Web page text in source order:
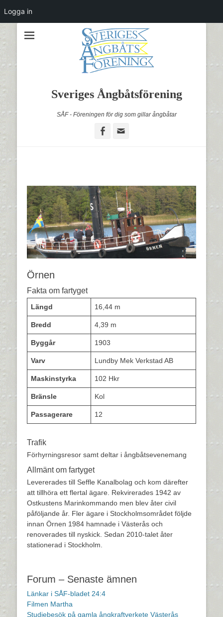
Sveriges Ångbåtsförening
SÅF - Föreningen för dig som gillar ångbåtar
Facebook
Örnen
Fakta om fartyget
Längd 16,44 m
Bredd 4,39 m
Byggår 1903
Varv Lundby Mek Verkstad AB
Maskinstyrka 102 Hkr
Bränsle Kol
Passagerare 12
Trafik
Förhyrningsresor samt deltar i ångbåtsevenemang
Allmänt om fartyget
Levererades till Seffle Kanalbolag och kom därefter
att tillhöra ett flertal ägare. Rekvirerades 1942 av
Ostkustens Marinkommando men blev åter civil
påföljande år. Fler ägare i Stockholmsområdet följde
innan Örnen 1984 hamnade i Västerås och
renoverades till nyskick. Sedan 2010-talet åter
stationerad i Stockholm.
Forum – Senaste ämnen
Länkar i SÅF-bladet 24:4
Filmen Martha
Studiebesök på gamla ångkraftverkete Västerås
Logga in